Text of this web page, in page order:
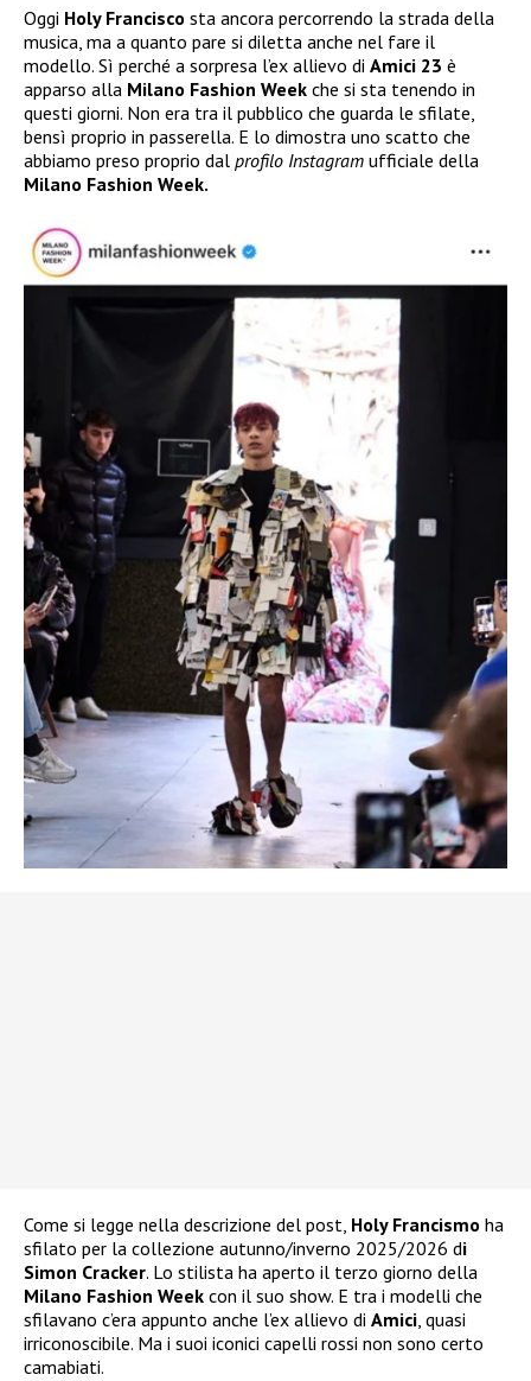
Oggi Holy Francisco sta ancora percorrendo la strada della
musica, ma a quanto pare si diletta anche nel fare il
modello. Sì perché a sorpresa l’ex allievo di Amici 23 è
apparso alla Milano Fashion Week che si sta tenendo in
questi giorni. Non era tra il pubblico che guarda le sfilate,
bensì proprio in passerella. E lo dimostra uno scatto che
abbiamo preso proprio dal profilo Instagram ufficiale della
Milano Fashion Week.
Come si legge nella descrizione del post, Holy Francismo ha
sfilato per la collezione autunno/inverno 2025/2026 di
Simon Cracker. Lo stilista ha aperto il terzo giorno della
Milano Fashion Week con il suo show. E tra i modelli che
sfilavano c’era appunto anche l’ex allievo di Amici, quasi
irriconoscibile. Ma i suoi iconici capelli rossi non sono certo
camabiati.